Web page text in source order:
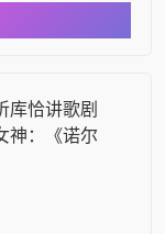
库恰讲歌剧
神：《诺尔